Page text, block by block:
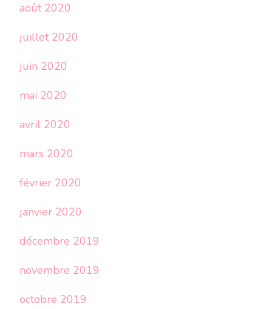
août 2020
juillet 2020
juin 2020
mai 2020
avril 2020
mars 2020
février 2020
janvier 2020
décembre 2019
novembre 2019
octobre 2019